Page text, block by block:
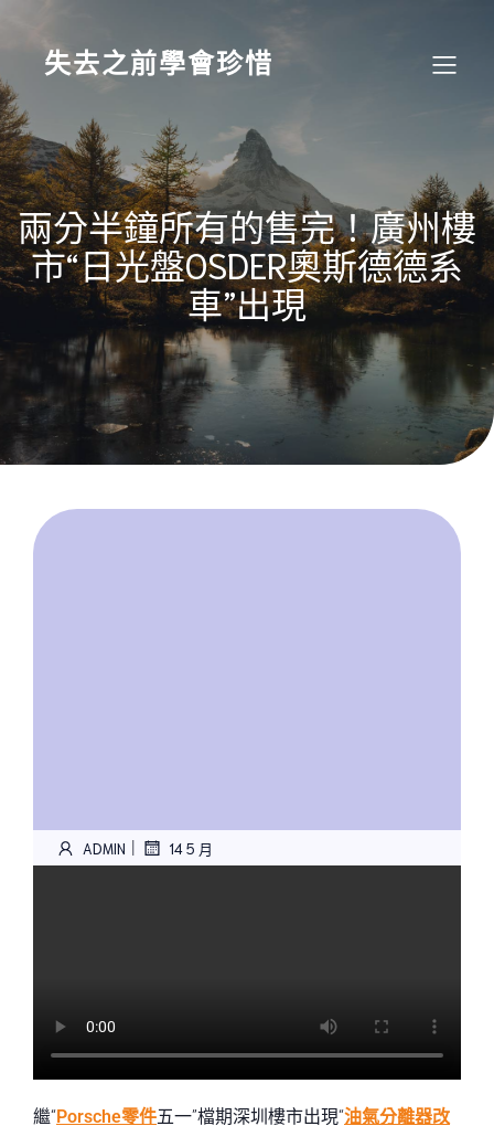
content
失去之前學會珍惜
兩分半鐘所有的售完！廣州樓
市“日光盤OSDER奧斯德德系
車”出現
ADMIN | 14 5 月
繼“Porsche零件五一”檔期深圳樓市出現“油氣分離器改